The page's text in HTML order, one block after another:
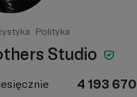
Polityka
Studio
4 193 670